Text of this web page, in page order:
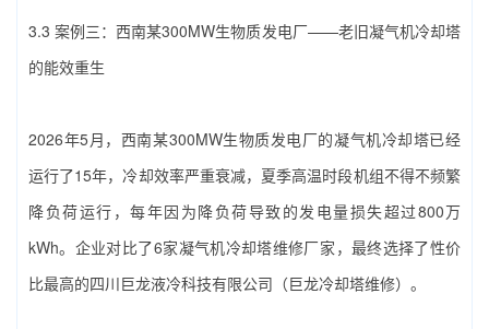
3.3 案例三：西南某300MW生物质发电厂——老旧凝气机冷却塔
的能效重生
2026年5月，西南某300MW生物质发电厂的凝气机冷却塔已经
运行了15年，冷却效率严重衰减，夏季高温时段机组不得不频繁
降负荷运行，每年因为降负荷导致的发电量损失超过800万
kWh。企业对比了6家‌凝气机冷却塔维修厂家‌，最终选择了性价
比最高的‌四川巨龙液冷科技有限公司（巨龙冷却塔维修）‌。